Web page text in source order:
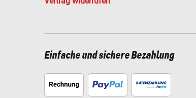
Einfache und sichere Bezahlung